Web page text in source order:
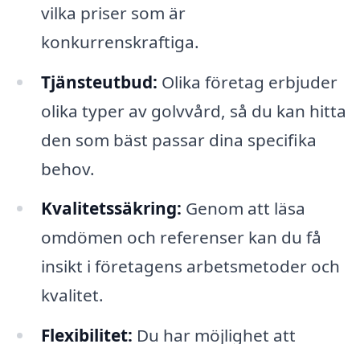
vilka priser som är
konkurrenskraftiga.
Tjänsteutbud: Olika företag erbjuder
olika typer av golvvård, så du kan hitta
den som bäst passar dina specifika
behov.
Kvalitetssäkring: Genom att läsa
omdömen och referenser kan du få
insikt i företagens arbetsmetoder och
kvalitet.
Flexibilitet: Du har möjlighet att